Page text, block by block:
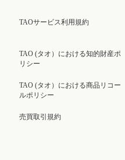
TAOサービス利用規約
TAO (タオ）における知的財産ポ
リシー
TAO (タオ）における商品リコー
ルポリシー
売買取引規約